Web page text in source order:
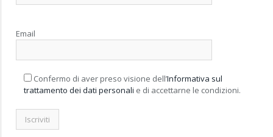
Email
Confermo di aver preso visione dell’Informativa sul
trattamento dei dati personali e di accettarne le condizioni.